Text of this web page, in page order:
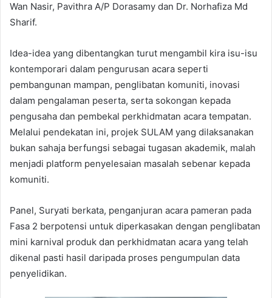
Wan Nasir, Pavithra A/P Dorasamy dan Dr. Norhafiza Md
Sharif.
Idea-idea yang dibentangkan turut mengambil kira isu-isu
kontemporari dalam pengurusan acara seperti
pembangunan mampan, penglibatan komuniti, inovasi
dalam pengalaman peserta, serta sokongan kepada
pengusaha dan pembekal perkhidmatan acara tempatan.
Melalui pendekatan ini, projek SULAM yang dilaksanakan
bukan sahaja berfungsi sebagai tugasan akademik, malah
menjadi platform penyelesaian masalah sebenar kepada
komuniti.
Panel, Suryati berkata, penganjuran acara pameran pada
Fasa 2 berpotensi untuk diperkasakan dengan penglibatan
mini karnival produk dan perkhidmatan acara yang telah
dikenal pasti hasil daripada proses pengumpulan data
penyelidikan.